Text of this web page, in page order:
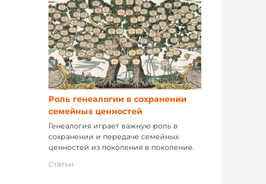
Роль генеалогии в сохранении
семейных ценностей
Генеалогия играет важную роль в
сохранении и передаче семейных
ценностей из поколения в поколение.
Статьи